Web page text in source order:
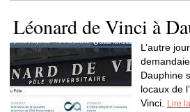
Léonard de Vinci à
L’autre
Dauphine
locaux de
Vinci.
Lire